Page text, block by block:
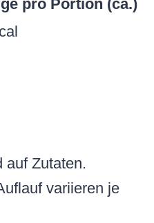
pro Portion (ca.)
auf Zutaten.
variieren je